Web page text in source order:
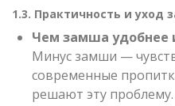
1.3. Практичность и
Чем замша удобнее
Минус замши —
современные
решают эту проблему.